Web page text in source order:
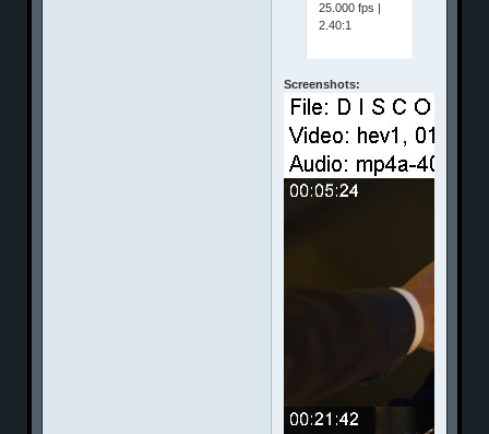
25.000 fps |
2.40:1
Screenshots: